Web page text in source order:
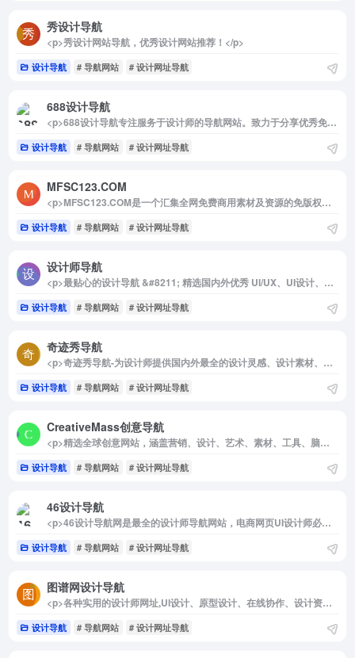
秀设计导航
<p>秀设计网站导航，优秀设计网站推荐！</p>
设计导航 # 导航网站 # 设计网址导航
688设计导航
<p>688设计导航专注服务于设计师的导航网站。致力于分享优秀免费的设计网站网址，688设计导航大全还包括免费无版权限制可商用的高品质素材，设计工具、尺寸规范、配色方案、设计素材和灵感等。</p>
设计导航 # 导航网站 # 设计网址导航
MFSC123.COM
<p>MFSC123.COM是一个汇集全网免费商用素材及资源的免版权导航。及时收录免费商用图片、视频、音乐、字体等免版权素材资源。找免费商用素材，从MFSC123开始。</p>
设计导航 # 导航网站 # 设计网址导航
设计师导航
<p>最贴心的设计导航 &#8211; 精选国内外优秀 UI/UX、UI设计、高清素材、平面设计、交互设计、字体设计、前端开发、ICON图标、PPT设计、sketch资源、设计神奇、设计交流社区导航网站。- www.foolo.cn</p>
设计导航 # 导航网站 # 设计网址导航
奇迹秀导航
<p>奇迹秀导航-为设计师提供国内外最全的设计灵感、设计素材、设计工具、优秀书籍，设计教程。</p>
设计导航 # 导航网站 # 设计网址导航
CreativeMass创意导航
<p>精选全球创意网站，涵盖营销、设计、艺术、素材、工具、脑洞等领域数百个站点。</p>
设计导航 # 导航网站 # 设计网址导航
46设计导航
<p>46设计导航网是最全的设计师导航网站，电商网页UI设计师必备的设计网址导航网站大全，精选优秀设计网站、设计教程、免费无版权可商用设计素材下载和设计技巧</p>
设计导航 # 导航网站 # 设计网址导航
图谱网设计导航
<p>各种实用的设计师网址,UI设计、原型设计、在线协作、设计资源、免费素材等。 图谱网TripMap.cn专注分享优秀设计网站、更好的资源,助你学习和设计。</p>
设计导航 # 导航网站 # 设计网址导航